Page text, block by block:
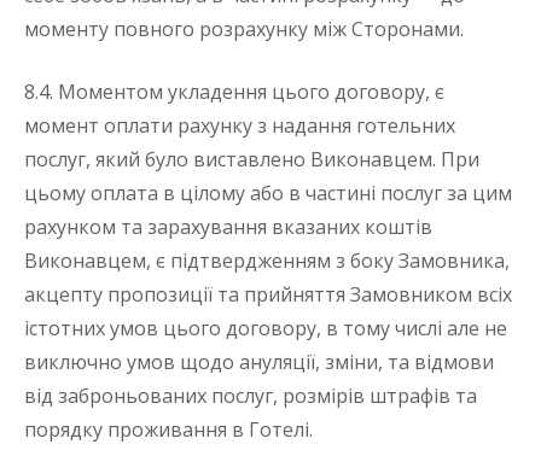
моменту повного розрахунку між Сторонами.
8.4. Моментом укладення цього договору, є
момент оплати рахунку з надання готельних
послуг, який було виставлено Виконавцем. При
цьому оплата в цілому або в частині послуг за цим
рахунком та зарахування вказаних коштів
Виконавцем, є підтвердженням з боку Замовника,
акцепту пропозиції та прийняття Замовником всіх
істотних умов цього договору, в тому числі але не
виключно умов щодо ануляції, зміни, та відмови
від заброньованих послуг, розмірів штрафів та
порядку проживання в Готелі.